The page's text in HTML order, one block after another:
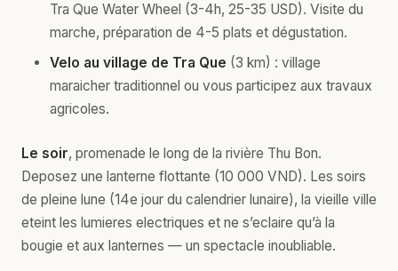
Tra Que Water Wheel (3-4h, 25-35 USD). Visite du
marche, préparation de 4-5 plats et dégustation.
Velo au village de Tra Que (3 km) : village
maraicher traditionnel ou vous participez aux travaux
agricoles.
Le soir, promenade le long de la rivière Thu Bon.
Deposez une lanterne flottante (10 000 VND). Les soirs
de pleine lune (14e jour du calendrier lunaire), la vieille ville
eteint les lumieres electriques et ne s’eclaire qu’à la
bougie et aux lanternes — un spectacle inoubliable.